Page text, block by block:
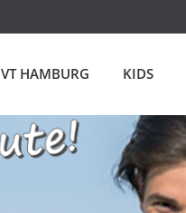
VT HAMBURG KIDS